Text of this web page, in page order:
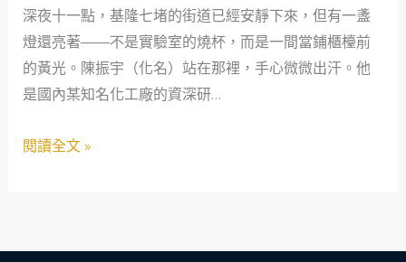
深夜十一點，基隆七堵的街道已經安靜下來，但有一盞
燈還亮著——不是實驗室的燒杯，而是一間當鋪櫃檯前
的黃光。陳振宇（化名）站在那裡，手心微微出汗。他
是國內某知名化工廠的資深研…
鍵
時
刻：
當
如
社
閱讀全文 »